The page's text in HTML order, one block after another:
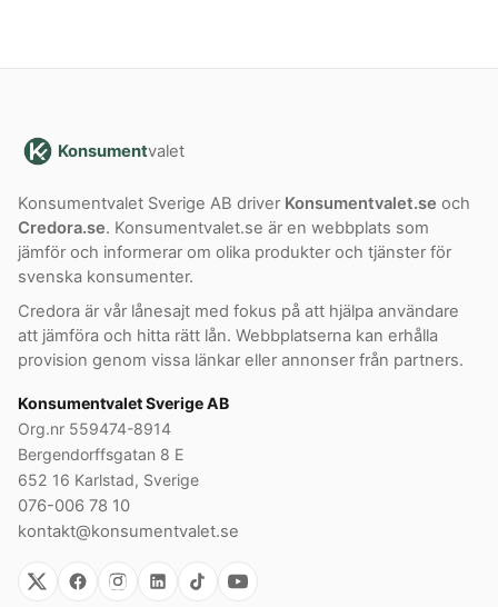
Konsumentvalet
Konsumentvalet Sverige AB driver Konsumentvalet.se och
Credora.se. Konsumentvalet.se är en webbplats som
jämför och informerar om olika produkter och tjänster för
svenska konsumenter.
Credora är vår lånesajt med fokus på att hjälpa användare
att jämföra och hitta rätt lån. Webbplatserna kan erhålla
provision genom vissa länkar eller annonser från partners.
Konsumentvalet Sverige AB
Org.nr 559474-8914
Bergendorffsgatan 8 E
652 16 Karlstad, Sverige
076-006 78 10
kontakt@konsumentvalet.se